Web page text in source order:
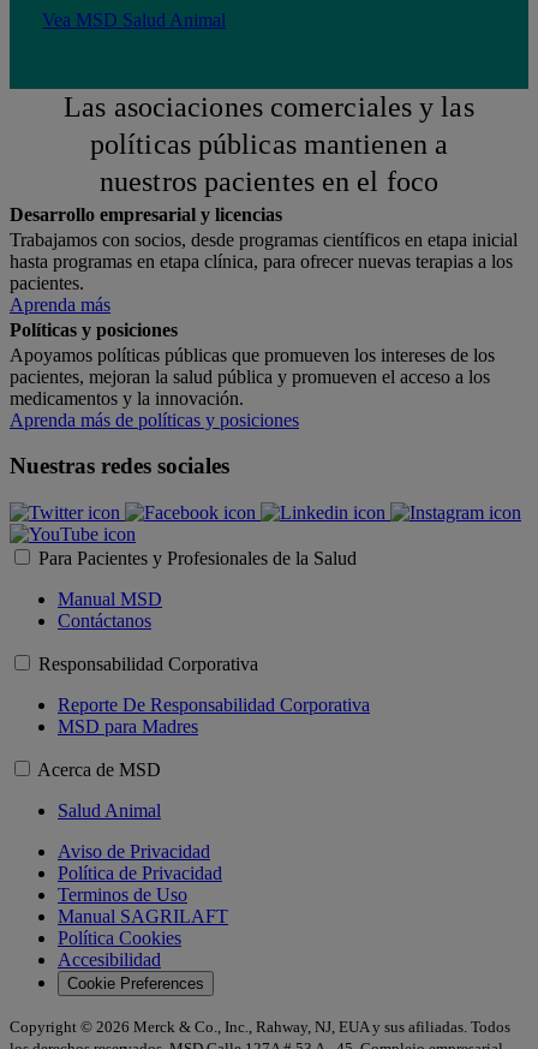
Vea MSD Salud Animal
Las asociaciones comerciales y las
políticas públicas mantienen a
nuestros pacientes en el foco
Desarrollo empresarial y licencias
Trabajamos con socios, desde programas científicos en etapa inicial
hasta programas en etapa clínica, para ofrecer nuevas terapias a los
pacientes.
Aprenda más
Políticas y posiciones
Apoyamos políticas públicas que promueven los intereses de los
pacientes, mejoran la salud pública y promueven el acceso a los
medicamentos y la innovación.
Aprenda más de políticas y posiciones
Nuestras redes sociales
Para Pacientes y Profesionales de la Salud
Manual MSD
Contáctanos
Responsabilidad Corporativa
Reporte De Responsabilidad Corporativa
MSD para Madres
Acerca de MSD
Salud Animal
Aviso de Privacidad
Política de Privacidad
Terminos de Uso
Manual SAGRILAFT
Política Cookies
Accesibilidad
Cookie Preferences
Copyright © 2026 Merck & Co., Inc., Rahway, NJ, EUA y sus afiliadas. Todos